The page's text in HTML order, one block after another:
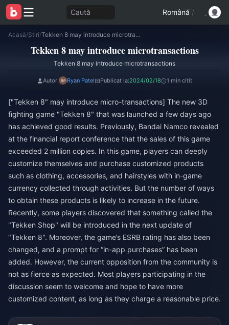
Caută Română /
Acasă/Știri/ Tekken 8 may introduce microtransactions
Tekken 8 may introduce microtransactions
Tekken 8 may introduce microtransactions
Autor: Ryan Patel Publicat la:2024/02/18 1 min citit
["Tekken 8" may introduce micro-transactions] The new 3D
fighting game "Tekken 8" that was launched a few days ago
has achieved good results. Previously, Bandai Namco revealed
at the financial report conference that the sales of this game
exceeded 2 million copies. In this game, players can deeply
customize themselves and purchase customized products
such as clothing, accessories, and hairstyles with in-game
currency collected through activities. But the number of ways
to obtain these products is likely to increase in the future.
Recently, some players discovered that something called the
"Tekken Shop" will be introduced in the next update of
"Tekken 8". Moreover, the game’s ESRB rating has also been
changed, and a prompt for “in-app purchases” has been
added. However, the current opposition from the community is
not as fierce as expected. Most players participating in the
discussion seem to welcome and hope to have more
customized content, as long as they charge a reasonable price.